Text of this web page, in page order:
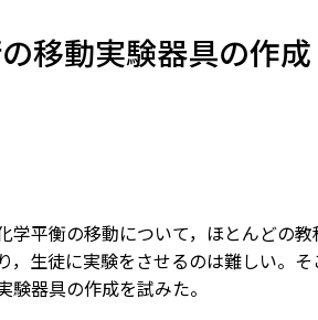
移動実験器具の作成
学平衡の移動について，ほとんどの
り，生徒に実験をさせるのは難しい。
験器具の作成を試みた。